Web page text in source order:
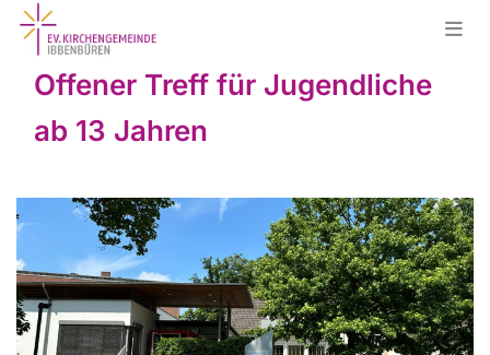
Offener Treff für Jugendliche
ab 13 Jahren